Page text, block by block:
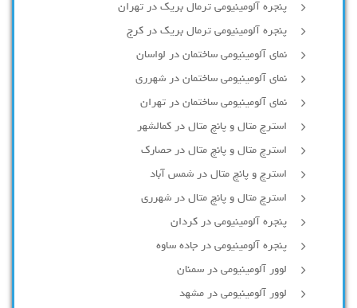
پنجره آلومینیومی ترمال بریک در تهران
پنجره آلومینیومی ترمال بریک در کرج
نمای آلومینیومی ساختمان در لواسان
نمای آلومینیومی ساختمان در شهرری
نمای آلومینیومی ساختمان در تهران
استرچ متال و پانچ متال در کمالشهر
استرچ متال و پانچ متال در حصارك
استرچ و پانچ متال در شمس آباد
استرچ متال و پانچ متال در شهرری
پنجره آلومینیومی در کردان
پنجره آلومینیومی در جاده ساوه
لوور آلومینیومی در سمنان
لوور آلومینیومی در مشهد